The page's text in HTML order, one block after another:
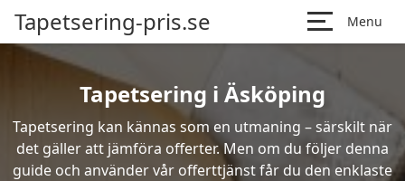
Tapetsering-pris.se Menu
Tapetsering i Äsköping
Tapetsering kan kännas som en utmaning – särskilt när
det gäller att jämföra offerter. Men om du följer denna
guide och använder vår offerttjänst får du den enklaste